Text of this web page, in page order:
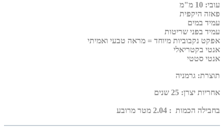
עובי: 10 מ"מ
פאזה היקפית
עמיד במים
עמיד בפני שריטות
אפקט נקבוביות מיוחד = מראה טבעי ואמיתי
אנטי בקטריאלי
אנטי סטטי
תוצרת: גרמניה
אחריות יצרן: 25 שנים
בחבילה הכמות : 2.04 מטר מרובע